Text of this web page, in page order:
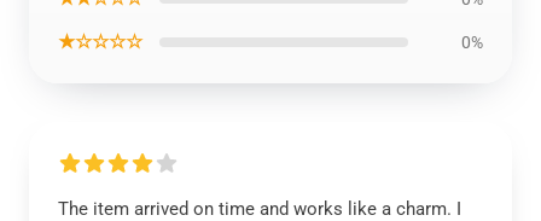
★☆☆☆☆ 0%
The item arrived on time and works like a charm. I